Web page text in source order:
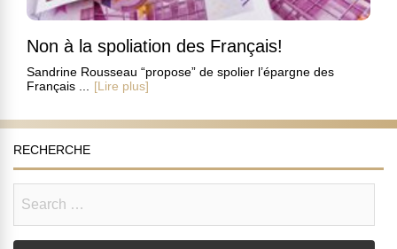
Non à la spoliation des Français!
Sandrine Rousseau “propose” de spolier l’épargne des
Français ... [Lire plus]
RECHERCHE